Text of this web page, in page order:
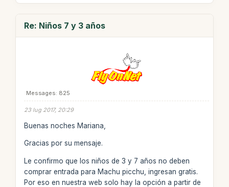
Re: Niños 7 y 3 años
Messages: 825
23 lug 2017, 20:29
Buenas noches Mariana,
Gracias por su mensaje.
Le confirmo que los niños de 3 y 7 años no deben
comprar entrada para Machu picchu, ingresan gratis.
Por eso en nuestra web solo hay la opción a partir de